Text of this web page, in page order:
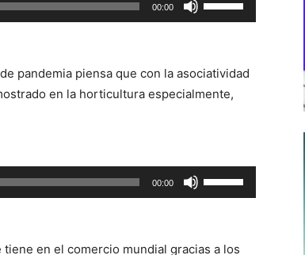
00:00
las
flecha
arriba/abajo
o
disminuir
pandemia piensa que con la asociatividad
en la horticultura especialmente,
00:00
las
en el comercio mundial gracias a los